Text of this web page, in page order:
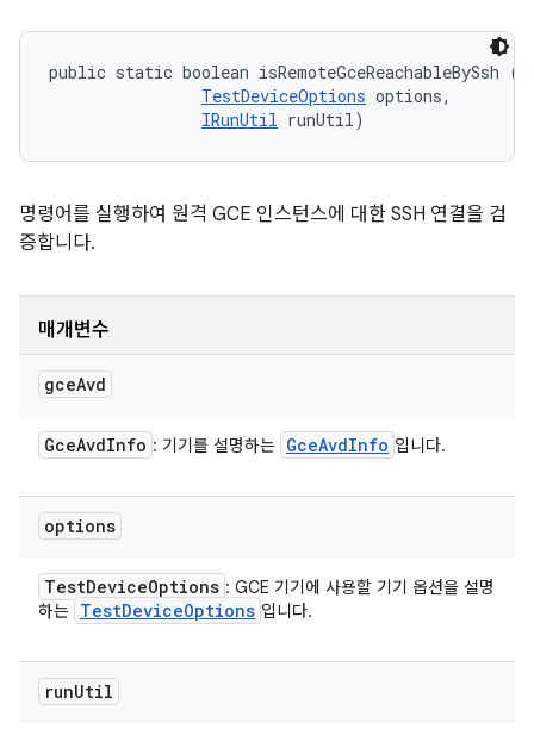
public static boolean isRemoteGceReachableBySsh (
TestDeviceOptions options,
IRunUtil runUtil)
명령어를 실행하여 원격 GCE 인스턴스에 대한 SSH 연결을 검
증합니다.
매개변수
gceAvd
GceAvdInfo : 기기를 설명하는 GceAvdInfo 입니다.
options
TestDeviceOptions : GCE 기기에 사용할 기기 옵션을 설명
하는 TestDeviceOptions 입니다.
runUtil